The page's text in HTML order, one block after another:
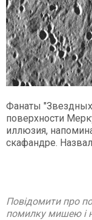
Фанаты
поверхности
иллюзия,
скафандре.
Повідомити про
помилку мишею і